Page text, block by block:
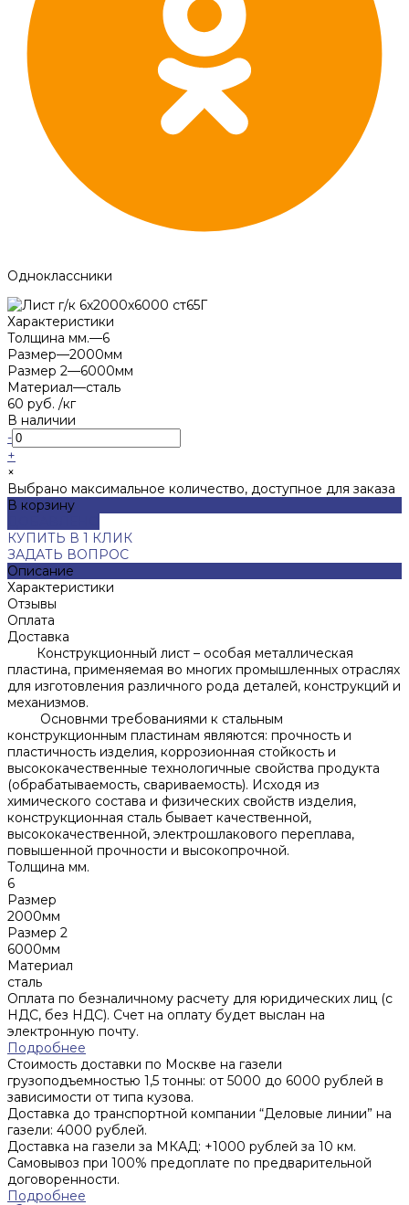
Одноклассники
Характеристики
Толщина мм.—6
Размер—2000мм
Размер 2—6000мм
Материал—сталь
60 руб. /кг
В наличии
-
+
×
Выбрано максимальное количество, доступное для заказа
В корзину
КУПИТЬ В 1 КЛИК
ЗАДАТЬ ВОПРОС
Описание
Характеристики
Отзывы
Оплата
Доставка
Конструкционный лист – особая металлическая
пластина, применяемая во многих промышленных отраслях
для изготовления различного рода деталей, конструкций и
механизмов.
Основнми требованиями к стальным
конструкционным пластинам являются: прочность и
пластичность изделия, коррозионная стойкость и
высококачественные технологичные свойства продукта
(обрабатываемость, свариваемость). Исходя из
химического состава и физических свойств изделия,
конструкционная сталь бывает качественной,
высококачественной, электрошлакового переплава,
повышенной прочности и высокопрочной.
Толщина мм.
6
Размер
2000мм
Размер 2
6000мм
Материал
сталь
Оплата по безналичному расчету для юридических лиц (с
НДС, без НДС). Счет на оплату будет выслан на
электронную почту.
Подробнее
Стоимость доставки по Москве на газели
грузоподъемностью 1,5 тонны: от 5000 до 6000 рублей в
зависимости от типа кузова.
Доставка до транспортной компании “Деловые линии” на
газели: 4000 рублей.
Доставка на газели за МКАД: +1000 рублей за 10 км.
Самовывоз при 100% предоплате по предварительной
договоренности.
Подробнее